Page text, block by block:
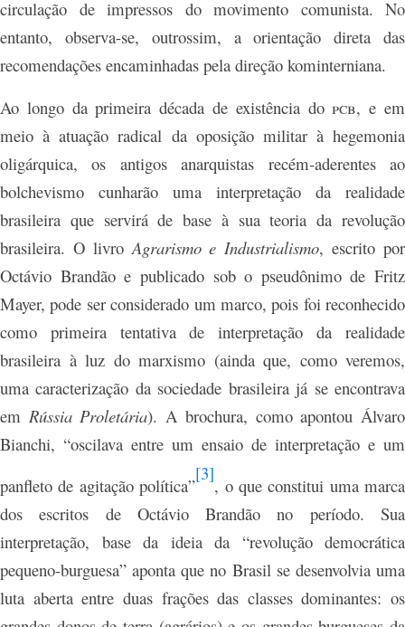
circulação de impressos do movimento comunista. No
entanto, observa-se, outrossim, a orientação direta das
recomendações encaminhadas pela direção kominterniana.
Ao longo da primeira década de existência dopcb,e em
meio à atuação radical da oposição militar à hegemonia
oligárquica, os antigos anarquistas recém-aderentes ao
bolchevismo cunharão uma interpretação da realidade
brasileira que servirá de base à sua teoria da revolução
brasileira. O livroAgrarismo e Industrialismo, escrito por
Octávio Brandão e publicado sob o pseudônimo de Fritz
Mayer, pode ser considerado um marco, pois foi reconhecido
como primeira tentativa de interpretação da realidade
brasileira à luz do marxismo (ainda que, como veremos,
uma caracterização da sociedade brasileira já se encontrava
em Rússia Proletária). A brochura, como apontou Álvaro
Bianchi, “oscilava entre um ensaio de interpretação e um
panfleto de agitação política”
[3]
, o que constitui uma marca
dos escritos de Octávio Brandão no período. Sua
interpretação, base da ideia da “revolução democrática
pequeno-burguesa” aponta que no Brasil se desenvolvia uma
luta aberta entre duas frações das classes dominantes: os